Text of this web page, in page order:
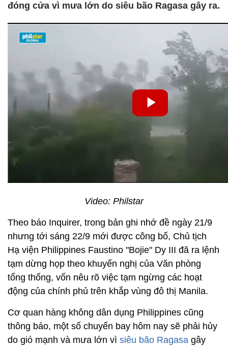
đóng cửa vì mưa lớn do siêu bão Ragasa gây ra.
Video: Philstar
Theo báo Inquirer, trong bản ghi nhớ đề ngày 21/9
nhưng tới sáng 22/9 mới được công bố, Chủ tịch
Hạ viện Philippines Faustino "Bojie" Dy III đã ra lệnh
tạm dừng họp theo khuyến nghị của Văn phòng
tổng thống, vốn nêu rõ việc tạm ngừng các hoạt
động của chính phủ trên khắp vùng đô thị Manila.
Cơ quan hàng không dân dụng Philippines cũng
thông báo, một số chuyến bay hôm nay sẽ phải hủy
do gió mạnh và mưa lớn vì siêu bão Ragasa gây